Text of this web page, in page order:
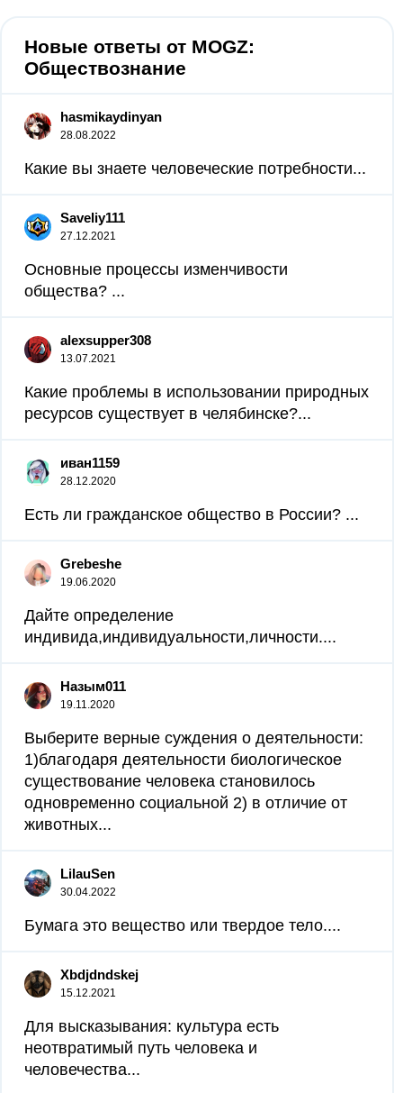
Новые ответы от MOGZ:
Обществознание
hasmikaydinyan
28.08.2022
Какие вы знаете человеческие потребности...
Saveliy111
27.12.2021
Основные процессы изменчивости
общества? ​...
alexsupper308
13.07.2021
Какие проблемы в использовании природных
ресурсов существует в челябинске?...
иван1159
28.12.2020
Есть ли гражданское общество в России? ​...
Grebeshe
19.06.2020
Дайте определение
индивида,индивидуальности,личности....
Назым011
19.11.2020
Выберите верные суждения о деятельности:
1)благодаря деятельности биологическое
существование человека становилось
одновременно социальной 2) в отличие от
животных...
LilauSen
30.04.2022
Бумага это вещество или твердое тело....
Xbdjdndskej
15.12.2021
Для высказывания: культура есть
неотвратимый путь человека и
человечества...